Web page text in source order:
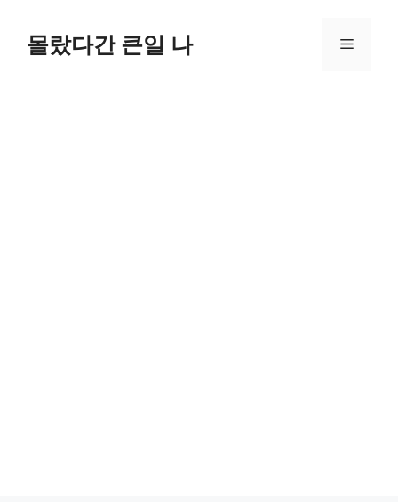
몰랐다간 큰일 나 메